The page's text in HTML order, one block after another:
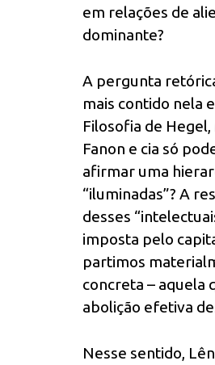
em relações de
dominante?
A pergunta
mais contido nela
Filosofia de Hegel,
Fanon e cia só
afirmar uma
“iluminadas”? A
desses
imposta pelo
partimos
concreta – aquela
abolição efetiva
Nesse sentido,